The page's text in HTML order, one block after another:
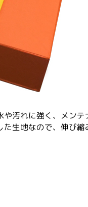
汚れに強く、メンテ
生地なので、伸び縮